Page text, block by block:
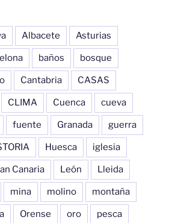
Albacete Asturias
baños bosque
Cantabria CASAS
CLIMA Cuenca cueva
fuente Granada guerra
Huesca iglesia
Canaria León Lleida
mina molino montaña
Orense oro pesca